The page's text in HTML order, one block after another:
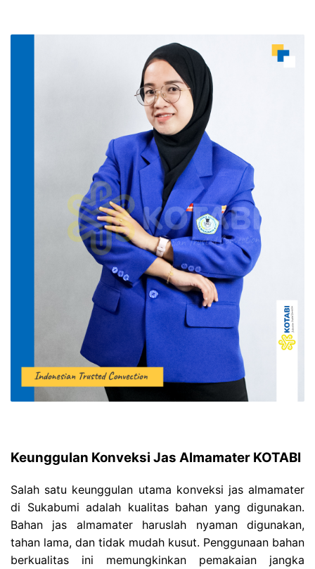
Keunggulan Konveksi Jas Almamater KOTABI
Salah satu keunggulan utama konveksi jas almamater
di Sukabumi adalah kualitas bahan yang digunakan.
Bahan jas almamater haruslah nyaman digunakan,
tahan lama, dan tidak mudah kusut. Penggunaan bahan
berkualitas ini memungkinkan pemakaian jangka